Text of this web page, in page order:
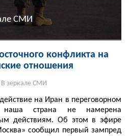
СМИ
конфликта на
отношения
В зеркале СМИ
на Иран в переговорном
страна не намерена
действиям. Об этом в эфире
сообщил первый зампред